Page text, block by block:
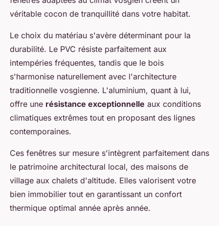
véritable cocon de tranquillité dans votre habitat.
Le choix du matériau s'avère déterminant pour la
durabilité. Le PVC résiste parfaitement aux
intempéries fréquentes, tandis que le bois
s'harmonise naturellement avec l'architecture
traditionnelle vosgienne. L'aluminium, quant à lui,
offre une résistance exceptionnelle aux conditions
climatiques extrêmes tout en proposant des lignes
contemporaines.
Ces fenêtres sur mesure s'intègrent parfaitement dans
le patrimoine architectural local, des maisons de
village aux chalets d'altitude. Elles valorisent votre
bien immobilier tout en garantissant un confort
thermique optimal année après année.